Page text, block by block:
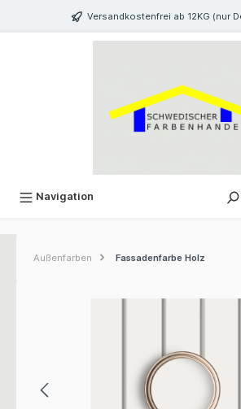
springen Versandkostenfrei ab 12KG (nur
Navigation
Außenfarben Fassadenfarbe Holz